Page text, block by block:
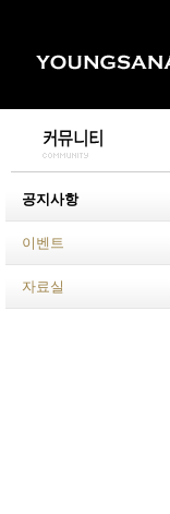
공지사항
이벤트
자료실